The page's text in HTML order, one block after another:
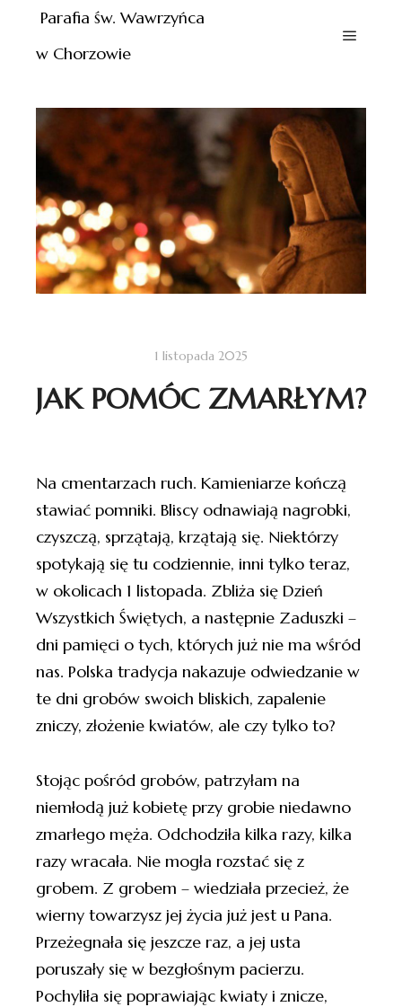
Parafia św. Wawrzyńca
w Chorzowie
1 listopada 2025
JAK POMÓC ZMARŁYM?
Na cmentarzach ruch. Kamieniarze kończą
stawiać pomniki. Bliscy odnawiają nagrobki,
czyszczą, sprzątają, krzątają się. Niektórzy
spotykają się tu codziennie, inni tylko teraz,
w okolicach 1 listopada. Zbliża się Dzień
Wszystkich Świętych, a następnie Zaduszki –
dni pamięci o tych, których już nie ma wśród
nas. Polska tradycja nakazuje odwiedzanie w
te dni grobów swoich bliskich, zapalenie
zniczy, złożenie kwiatów, ale czy tylko to?
Stojąc pośród grobów, patrzyłam na
niemłodą już kobietę przy grobie niedawno
zmarłego męża. Odchodziła kilka razy, kilka
razy wracała. Nie mogła rozstać się z
grobem. Z grobem – wiedziała przecież, że
wierny towarzysz jej życia już jest u Pana.
Przeżegnała się jeszcze raz, a jej usta
poruszały się w bezgłośnym pacierzu.
Pochyliła się poprawiając kwiaty i znicze,